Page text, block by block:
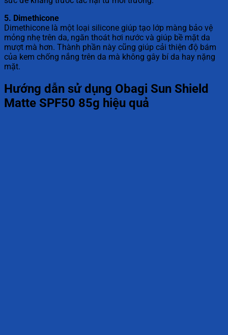
5. Dimethicone
Dimethicone là một loại silicone giúp tạo lớp màng bảo vệ
mỏng nhẹ trên da, ngăn thoát hơi nước và giúp bề mặt da
mượt mà hơn. Thành phần này cũng giúp cải thiện độ bám
của kem chống nắng trên da mà không gây bí da hay nặng
mặt.
Hướng dẫn sử dụng Obagi Sun Shield
Matte SPF50 85g hiệu quả